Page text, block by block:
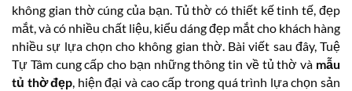
không gian thờ cúng của bạn. Tủ thờ có thiết kế tinh tế, đẹp
mắt, và có nhiều chất liệu, kiểu dáng đẹp mắt cho khách hàng
nhiều sự lựa chọn cho không gian thờ. Bài viết sau đây, Tuệ
Tự Tâm cung cấp cho bạn những thông tin về tủ thờ và mẫu
tủ thờ đẹp, hiện đại và cao cấp trong quá trình lựa chọn sản